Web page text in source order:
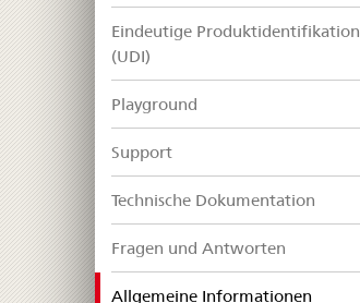
Eindeutige Produktidentifikation
(UDI)
Playground
Support
Technische Dokumentation
Fragen und Antworten
Allgemeine Informationen